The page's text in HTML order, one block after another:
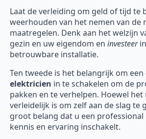
Laat de verleiding om geld of tijd te
weerhouden van het nemen van de
maatregelen. Denk aan het welzijn
gezin en uw eigendom en investeer
betrouwbare installatie.
Ten tweede is het belangrijk om een
elektricien in te schakelen om de
pakken en te verhelpen. Hoewel het
verleidelijk is om zelf aan de slag te
groot belang dat u een
kennis en ervaring inschakelt.